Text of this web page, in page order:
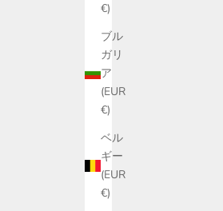
€)
ブル
ガリ
ア
(EUR
€)
ベル
ギー
(EUR
€)